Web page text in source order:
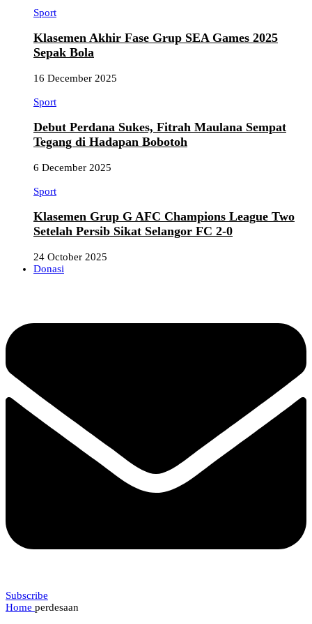
Sport
Klasemen Akhir Fase Grup SEA Games 2025
Sepak Bola
16 December 2025
Sport
Debut Perdana Sukes, Fitrah Maulana Sempat
Tegang di Hadapan Bobotoh
6 December 2025
Sport
Klasemen Grup G AFC Champions League Two
Setelah Persib Sikat Selangor FC 2-0
24 October 2025
Donasi
Subscribe
Home perdesaan